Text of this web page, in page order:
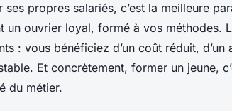
ses propres salariés, c’est la meilleure
un ouvrier loyal, formé à vos méthodes.
: vous bénéficiez d’un coût réduit,
Et concrètement, former un jeune,
du métier.